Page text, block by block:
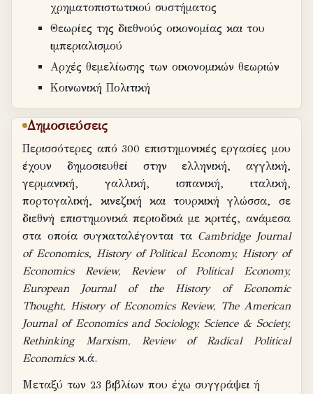
χρηματοπιστωτικού συστήματος
Θεωρίες της διεθνούς οικονομίας και του
ιμπεριαλισμού
Αρχές θεμελίωσης των οικονομικών θεωριών
Κοινωνική Πολιτική
Δημοσιεύσεις
Περισσότερες από 300 επιστημονικές εργασίες μου
έχουν δημοσιευθεί στην ελληνική, αγγλική,
γερμανική, γαλλική, ισπανική, ιταλική,
πορτογαλική, κινεζική και τουρκική γλώσσα, σε
διεθνή επιστημονικά περιοδικά με κριτές, ανάμεσα
στα οποία συγκαταλέγονται τα Cambridge Journal
of Economics, History of Political Economy, History of
Economics Review, Review of Political Economy,
European Journal of the History of Economic
Thought, History of Economics Review, The American
Journal of Economics and Sociology, Science & Society,
Rethinking Marxism, Review of Radical Political
Economicsκ.ά.
Μεταξύ των 23 βιβλίων που έχω συγγράψει ή